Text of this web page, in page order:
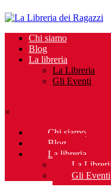
Chi siamo
Blog
La libreria
La Libreria
Gli Eventi
×
Chi siamo
Blog
La libreria
La
Gli Eventi